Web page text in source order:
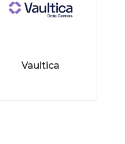
Vaultica